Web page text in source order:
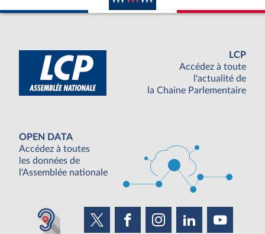
LCP
Accédez à toute
l'actualité de
la Chaine Parlementaire
OPEN DATA
Accédez à toutes
les données de
l'Assemblée nationale